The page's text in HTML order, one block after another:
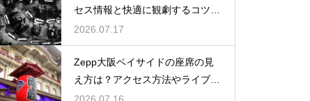
セス情報と快適に観劇するコツを
事前にチェック
2026.07.17
Zepp大阪ベイサイドの座席の見
え方は？アクセス方法やライブを
楽しむポイントを紹介
2026.07.16